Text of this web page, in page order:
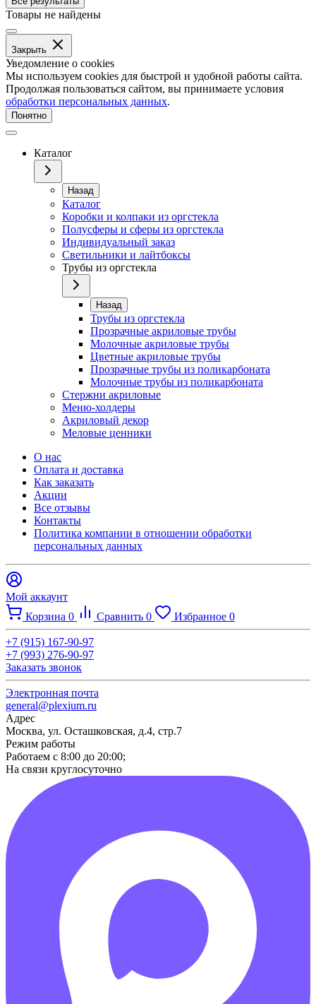
Товары не найдены
Закрыть
Уведомление о cookies
Мы используем cookies для быстрой и удобной работы сайта.
Продолжая пользоваться сайтом, вы принимаете условия
обработки персональных данных.
Понятно
Каталог
Назад
Каталог
Коробки и колпаки из оргстекла
Полусферы и сферы из оргстекла
Индивидуальный заказ
Светильники и лайтбоксы
Трубы из оргстекла
Назад
Трубы из оргстекла
Прозрачные акриловые трубы
Молочные акриловые трубы
Цветные акриловые трубы
Прозрачные трубы из поликарбоната
Молочные трубы из поликарбоната
Стержни акриловые
Меню-холдеры
Акриловый декор
Меловые ценники
О нас
Оплата и доставка
Как заказать
Акции
Все отзывы
Контакты​
Политика компании в отношении обработки
персональных данных
Мой аккаунт
Корзина 0 Сравнить 0 Избранное 0
+7 (915) 167-90-97
+7 (993) 276-90-97
Заказать звонок
Электронная почта
general@plexium.ru
Адрес
Москва, ул. Осташковская, д.4, стр.7
Режим работы
Работаем с 8:00 до 20:00;
На связи круглосуточно